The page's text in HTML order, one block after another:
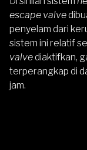
escape valve
penyelam dari
sistem ini relatif
valvediaktifkan,
terperangkap di
jam.